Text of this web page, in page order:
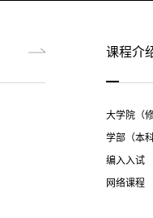
创新研究，学费涵盖了学生
课程介
大学院（
学部（本
编入入试
网络课程